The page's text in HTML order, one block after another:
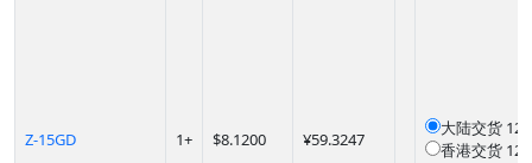
Z-15GD 1+ $8.1200 ¥59.3247
大陆交货
香港交货